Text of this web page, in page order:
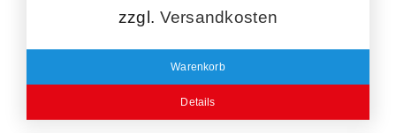
zzgl. Versandkosten
Warenkorb
Details